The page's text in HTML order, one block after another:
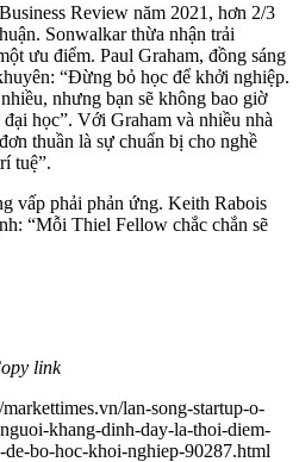
Review năm 2021, hơn 2/3
Sonwalkar thừa nhận trải
ưu điểm. Paul Graham, đồng sáng
“Đừng bỏ học để khởi nghiệp.
nhưng bạn sẽ không bao giờ
học”. Với Graham và nhiều nhà
thuần là sự chuẩn bị cho nghề
tuệ”.
vấp phải phản ứng. Keith Rabois
“Mỗi Thiel Fellow chắc chắn sẽ
link
lan-song-startup-o-
khang-dinh-day-la-thoi-diem-
bo-hoc-khoi-nghiep-90287.html